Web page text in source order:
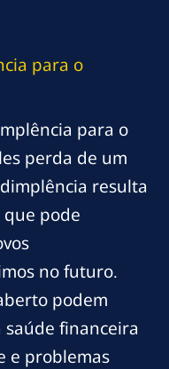
para o
para o
perda de um
resulta
pode
no futuro.
podem
financeira
e problemas